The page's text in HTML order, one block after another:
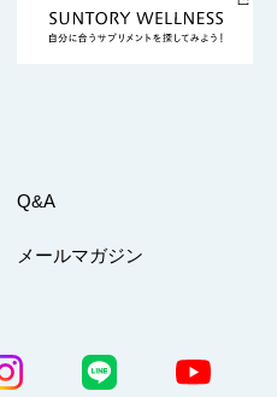
Q&A
メールマガジン